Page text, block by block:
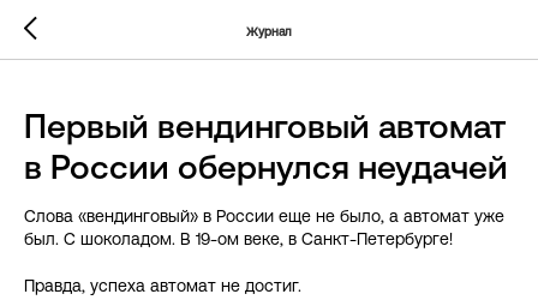
Журнал
Первый вендинговый автомат
в России обернулся неудачей
Слова «вендинговый» в России еще не было, а автомат уже
был. С шоколадом. В 19-ом веке, в Санкт-Петербурге!
Правда, успеха автомат не достиг.